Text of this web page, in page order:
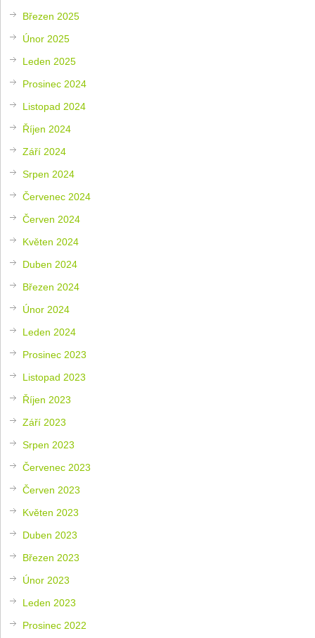
Březen 2025
Únor 2025
Leden 2025
Prosinec 2024
Listopad 2024
Říjen 2024
Září 2024
Srpen 2024
Červenec 2024
Červen 2024
Květen 2024
Duben 2024
Březen 2024
Únor 2024
Leden 2024
Prosinec 2023
Listopad 2023
Říjen 2023
Září 2023
Srpen 2023
Červenec 2023
Červen 2023
Květen 2023
Duben 2023
Březen 2023
Únor 2023
Leden 2023
Prosinec 2022